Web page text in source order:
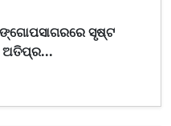
ସୃଷ୍ଟ
ଅତିପ୍ର...